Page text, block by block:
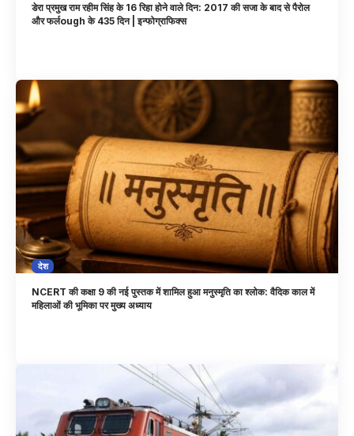
डेरा प्रमुख राम रहीम सिंह के 16 रिहा होने वाले दिन: 2017 की सजा के बाद से पैरोल
और फर्लough के 435 दिन | इन्फोग्राफिक्स
देश
NCERT की कक्षा 9 की नई पुस्तक में शामिल हुआ मनुस्मृति का श्लोक: वैदिक काल में
महिलाओं की भूमिका पर मुख्य अध्याय